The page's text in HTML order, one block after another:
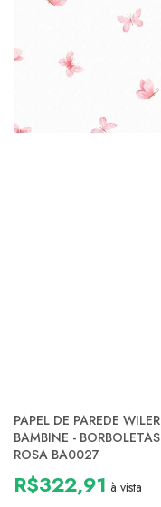
PAPEL DE PAREDE WILER
BAMBINE - BORBOLETAS
ROSA BA0027
R$322,91 à vista